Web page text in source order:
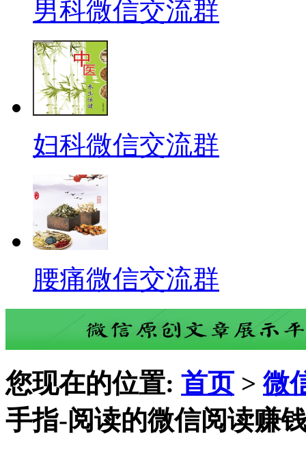
男科微信交流群
妇科微信交流群
腰痛微信交流群
您现在的位置: 首页 >微
手指-阅读的微信阅读赚